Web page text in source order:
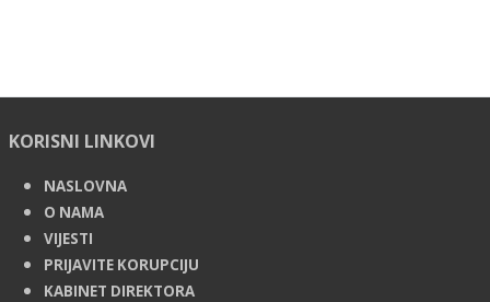
KORISNI LINKOVI
NASLOVNA
O NAMA
VIJESTI
PRIJAVITE KORUPCIJU
KABINET DIREKTORA